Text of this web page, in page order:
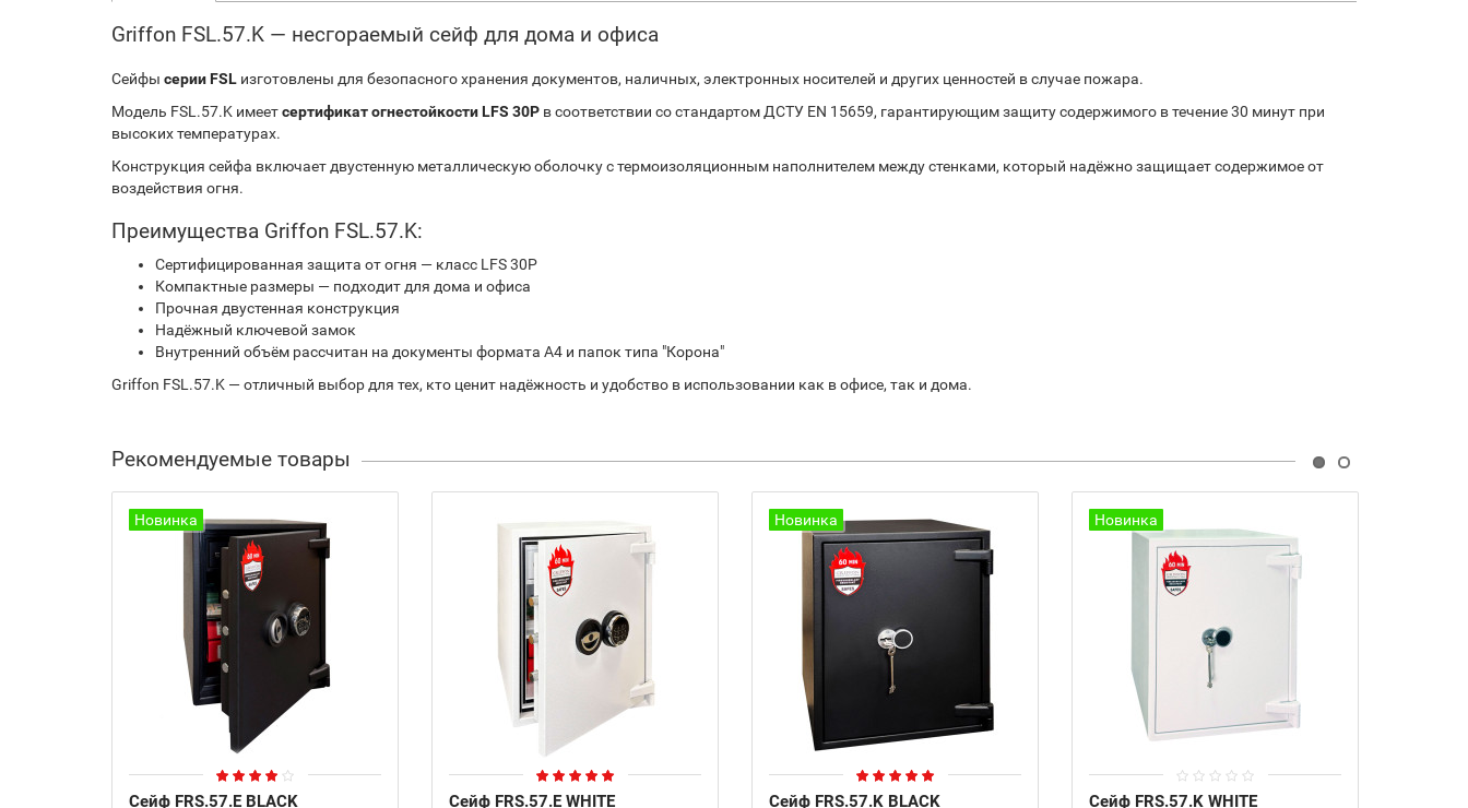
Griffon FSL.57.K — несгораемый сейф для дома и офиса
Сейфы серии FSL изготовлены для безопасного хранения документов, наличных, электронных носителей и других ценностей в случае пожара.
Модель FSL.57.K имеетсертификат огнестойкости LFS 30P в соответствии со стандартом ДСТУ EN 15659, гарантирующим защиту содержимого в течение 30 минут при
высоких температурах.
Конструкция сейфа включает двустенную металлическую оболочку с термоизоляционным наполнителем между стенками, который надёжно защищает содержимое от
воздействия огня.
Преимущества Griffon FSL.57.K:
Сертифицированная защита от огня — класс LFS 30P
Компактные размеры — подходит для дома и офиса
Прочная двустенная конструкция
Надёжный ключевой замок
Внутренний объём рассчитан на документы формата А4 и папок типа "Корона"
Griffon FSL.57.K — отличный выбор для тех, кто ценит надёжность и удобство в использовании как в офисе, так и дома.
Рекомендуемые товары
Новинка
Сейф FRS.57.E BLACK Сейф FRS.57.E WHITE
Новинка
Сейф FRS.57.K BLACK
Новинка
Сейф FRS.57.K WHITE